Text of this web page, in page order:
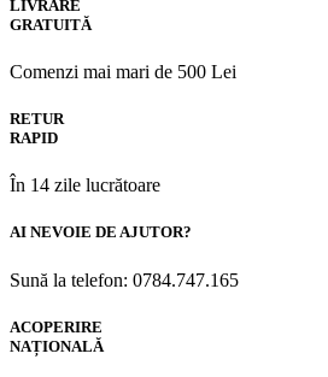
LIVRARE
GRATUITĂ
Comenzi mai mari de 500 Lei
RETUR
RAPID
În 14 zile lucrătoare
AI NEVOIE DE AJUTOR?
Sună la telefon: 0784.747.165
ACOPERIRE
NAȚIONALĂ